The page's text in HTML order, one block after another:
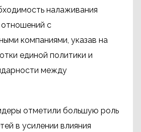
налаживания
отношений с
компаниями, указав на
единой политики и
между
отметили большую роль
в усилении влияния